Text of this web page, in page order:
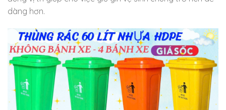
dàng hơn.